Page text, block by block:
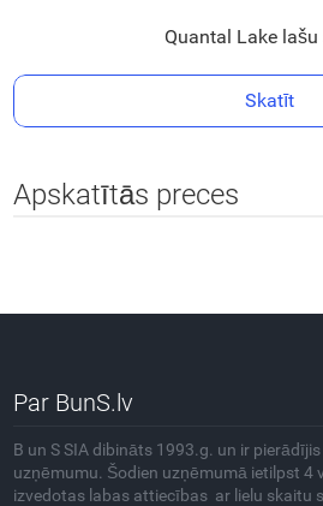
Quantal Lake
Skatīt
Apskatītās preces
Par BunS.lv
B un S SIA dibināts 1993.g. un ir
uzņēmumu. Šodien uzņēmumā ietilpst 4
izvedotas labas attiecības ar lielu skaitu